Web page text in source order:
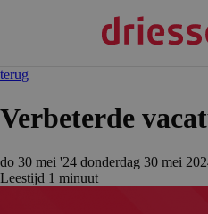
terug
Verbeterde
do 30 mei '24 donderdag 30 mei
Leestijd 1 minuut